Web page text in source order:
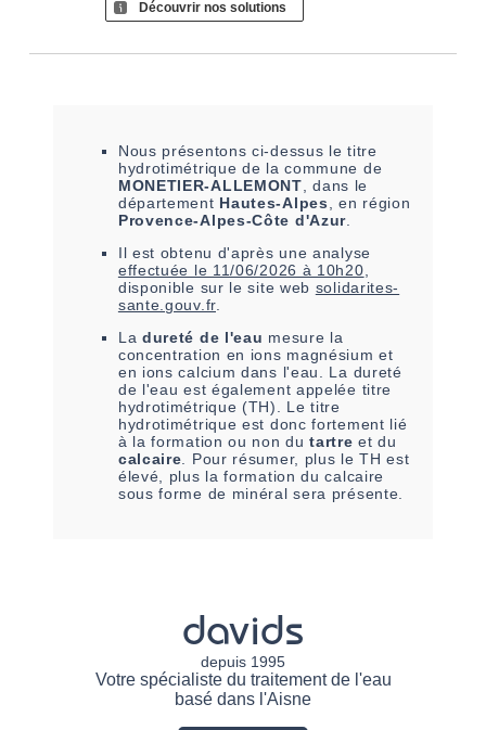
Découvrir nos solutions
Nous présentons ci-dessus le titre
hydrotimétrique de la commune de
MONETIER-ALLEMONT , dans le
département Hautes-Alpes
, en région
Provence-Alpes-Côte d'Azur
Il est obtenu d'après une analyse
effectuée le 11/06/2026 à 10h20
disponible sur le site web solidarites-
sante.gouv.fr.
La dureté de l'eau mesure la
concentration en ions magnésium et
en ions calcium dans l'eau. La dureté
de l'eau est également appelée titre
hydrotimétrique (TH). Le titre
hydrotimétrique est donc fortement lié
à la formation ou non dutartre et du
calcaire . Pour résumer, plus le TH est
élevé, plus la formation du calcaire
sous forme de minéral sera présente.
davids
depuis 1995
Votre spécialiste du traitement de l'eau
basé dans l'Aisne